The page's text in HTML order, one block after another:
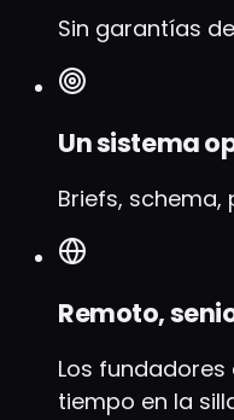
Sin garantías
Un sistema
Briefs,
Remoto,
Los
tiempo en la